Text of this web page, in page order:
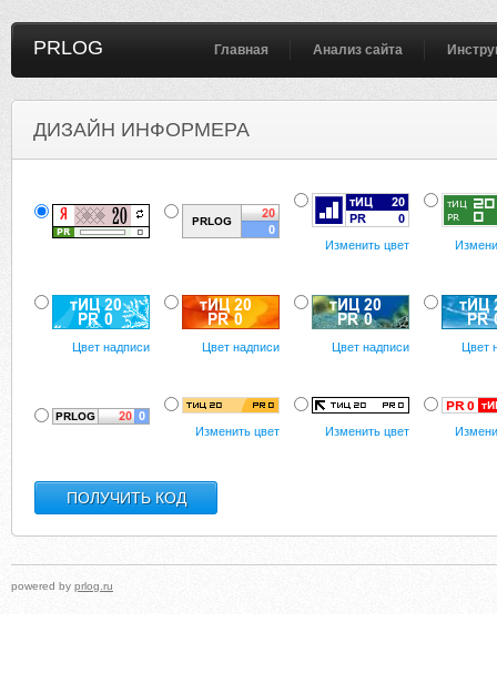
PRLOG Главная Анализ сайта
ДИЗАЙН ИНФОРМЕРА
Изменить цвет
Цвет надписи Цвет надписи Цвет надписи Цвет
Изменить цвет Изменить цвет
powered by prlog.ru